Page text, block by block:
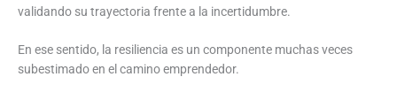
validando su trayectoria frente a la incertidumbre.
En ese sentido, la resiliencia es un componente muchas veces
subestimado en el camino emprendedor.